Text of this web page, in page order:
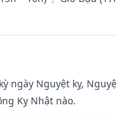
ngày Nguyệt kỵ,
Kỵ Nhật nào.